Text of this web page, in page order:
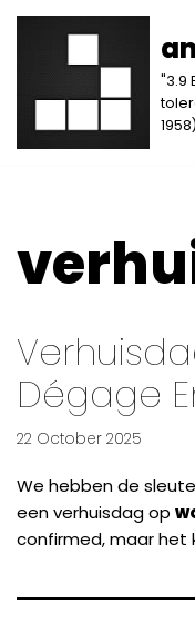
"3.9
1958)
Dégage
22 October 2025
We hebben de
een verhuisdag op
confirmed, maar het